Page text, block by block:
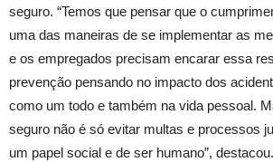
seguro. “Temos que pensar que o
uma das maneiras de se implementar as
e os empregados precisam encarar essa
prevenção pensando no impacto dos
como um todo e também na vida pessoal.
seguro não é só evitar multas e processos
um papel social e de ser humano”, destacou.